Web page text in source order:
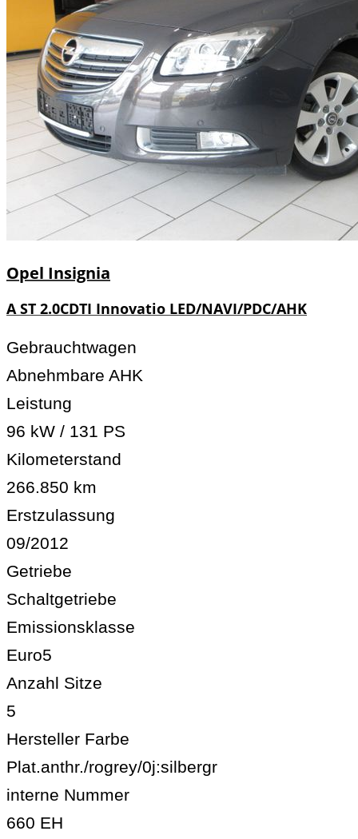
Opel Insignia
A ST 2.0CDTI Innovatio LED/NAVI/PDC/AHK
Gebrauchtwagen
Abnehmbare AHK
Leistung
96 kW / 131 PS
Kilometerstand
266.850 km
Erstzulassung
09/2012
Getriebe
Schaltgetriebe
Emissionsklasse
Euro5
Anzahl Sitze
5
Hersteller Farbe
Plat.anthr./rogrey/0j:silbergr
interne Nummer
660 EH